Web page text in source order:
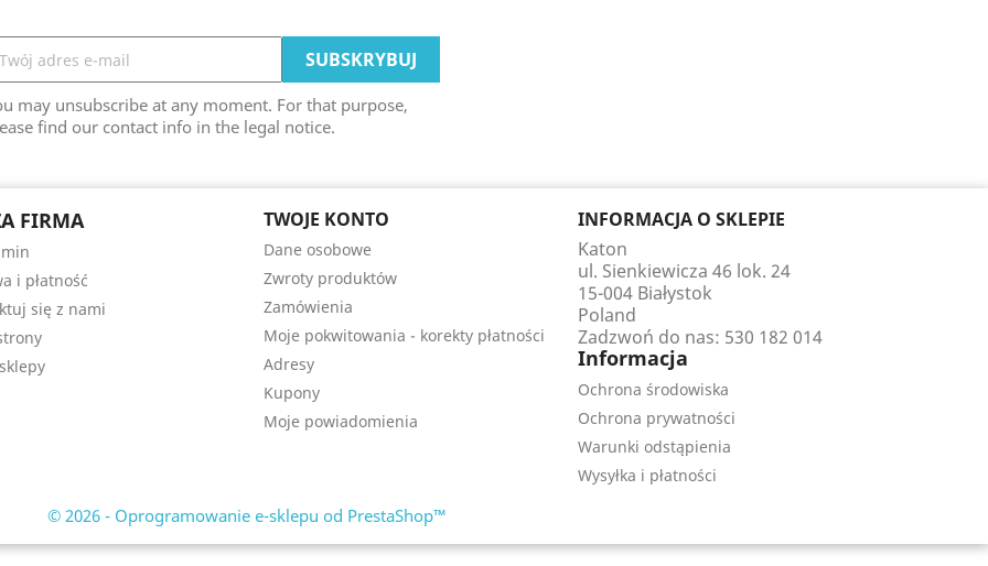
may unsubscribe at any moment. For that purpose,
find our contact info in the legal notice.
FIRMA
i płatność
się z nami
TWOJE KONTO
Dane osobowe
Zwroty produktów
Zamówienia
Moje pokwitowania - korekty płatności
Adresy
Kupony
Moje powiadomienia
INFORMACJA O SKLEPIE
Katon
ul. Sienkiewicza 46 lok. 24
15-004 Białystok
Poland
Zadzwoń do nas: 530 182 014
Informacja
Ochrona środowiska
Ochrona prywatności
Warunki odstąpienia
Wysyłka i płatności
© 2026 - Oprogramowanie e-sklepu od PrestaShop™